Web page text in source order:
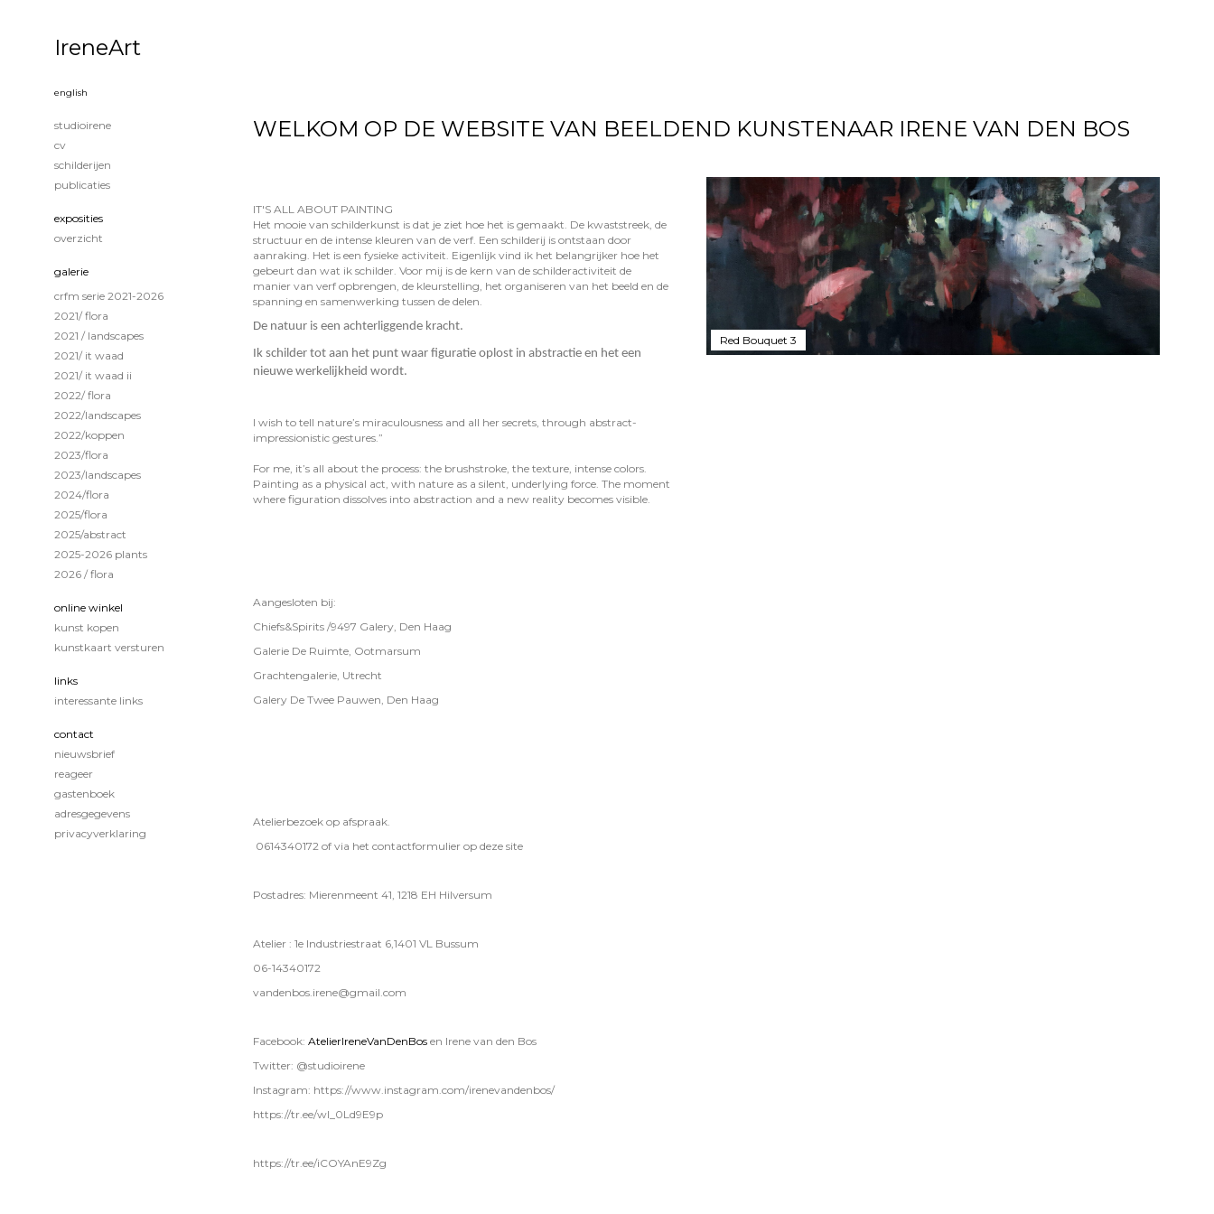
WELKOM OP DE WEBSITE VAN BEELDEND KUNSTENAAR IRENE VAN DEN BOS
Red Bouquet 3
IT'S ALL ABOUT PAINTING
Het mooie van schilderkunst is dat je ziet hoe het is gemaakt. De kwaststreek, de
structuur en de intense kleuren van de verf. Een schilderij is ontstaan door
aanraking. Het is een fysieke activiteit. Eigenlijk vind ik het belangrijker hoe het
gebeurt dan wat ik schilder. Voor mij is de kern van de schilderactiviteit de
manier van verf opbrengen, de kleurstelling, het organiseren van het beeld en de
spanning en samenwerking tussen de delen.
De natuur is een achterliggende kracht.
Ik schilder tot aan het punt waar figuratie oplost in abstractie en het een
nieuwe werkelijkheid wordt.
I wish to tell nature’s miraculousness and all her secrets, through abstract-
impressionistic gestures.”
For me, it’s all about the process: the brushstroke, the texture, intense colors.
Painting as a physical act, with nature as a silent, underlying force. The moment
where figuration dissolves into abstraction and a new reality becomes visible.
Aangesloten bij:
Chiefs&Spirits /9497 Galery, Den Haag
Galerie De Ruimte, Ootmarsum
Grachtengalerie, Utrecht
Galery De Twee Pauwen, Den Haag
Atelierbezoek op afspraak.
0614340172 of via het contactformulier op deze site
Postadres: Mierenmeent 41, 1218 EH Hilversum
Atelier : 1e Industriestraat 6,1401 VL Bussum
06-14340172
vandenbos.irene@gmail.com
Facebook: AtelierIreneVanDenBos en Irene van den Bos
Twitter: @studioirene
Instagram: https://www.instagram.com/irenevandenbos/
https://tr.ee/wI_0Ld9E9p
https://tr.ee/iCOYAnE9Zg
IreneArt
english
studioirene
cv
schilderijen
publicaties
exposities
overzicht
galerie
crfm serie 2021-2026
2021/ flora
2021 / landscapes
2021/ it waad
2021/ it waad ii
2022/ flora
2022/landscapes
2022/koppen
2023/flora
2023/landscapes
2024/flora
2025/flora
2025/abstract
2025-2026 plants
2026 / flora
online winkel
kunst kopen
kunstkaart versturen
links
interessante links
contact
nieuwsbrief
reageer
gastenboek
adresgegevens
privacyverklaring